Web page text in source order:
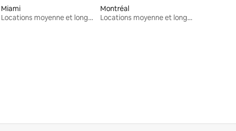
Miami
Locations moyenne et longue durée
Montréal
Locations moyenne et longue durée